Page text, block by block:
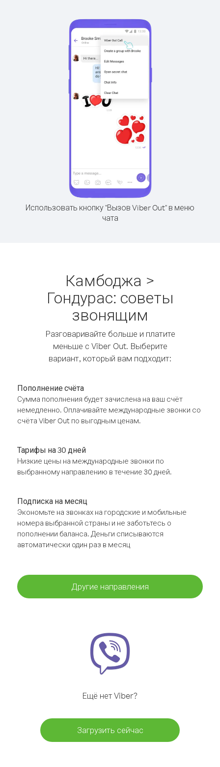
Использовать кнопку "Вызов Viber Out" в меню
чата
Камбоджа >
Гондурас: советы
звонящим
Разговаривайте больше и платите
меньше с Viber Out. Выберите
вариант, который вам подходит:
Пополнение счёта
Сумма пополнения будет зачислена на ваш счёт
немедленно. Оплачивайте международные звонки со
счёта Viber Out по выгодным ценам.
Тарифы на 30 дней
Низкие цены на международные звонки по
выбранному направлению в течение 30 дней.
Подписка на месяц
Экономьте на звонках на городские и мобильные
номера выбранной страны и не заботьтесь о
пополнении баланса. Деньги списываются
автоматически один раз в месяц
Другие направления
Ещё нет Viber?
Загрузить сейчас